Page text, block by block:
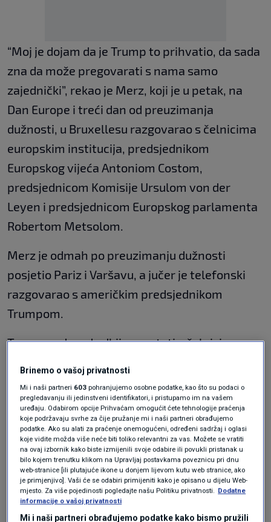
“Moj je dojam da je Trump to prihvatio, da sada
zna da može pregovarati s nama samo
zajednički”, rekao je Merz, koji je u petak, na
Dan Europe i treći dan od preuzimanja
dužnosti, u Bruxellesu razgovarao s čelnicima
europskim institucija, predsjednikom
Europskog vijeća Antoniom Costom,
predsjednicom Komisije Ursulom von der
Leyen i predsjednicom Europskog parlamenta
Robertom Metsolom.
Merz je odmah po preuzimanju dužnosti
posjetio Pariz i Varšavu, a jučer je telefonski
razgovarao s američkim predsjednikom
Trumpom.
Trump se dosad odbijao sastati s čelnicima
nisu njegovi sugovornici nego čelnici država
članica te da je Europska unija stvorena da
“zezne” Ameriku.
Čini se da se to sada mijenja. Jučer je
novinarima rekao da je Ursula von der Leyen
“fantastična”.
Brinemo o vašoj privatnosti
Mi i naši partneri 603 pohranjujemo osobne podatke, kao što su podaci o
pregledavanju ili jedinstveni identifikatori, i pristupamo im na vašem
uređaju. Odabirom opcije Prihvaćam omogućit ćete tehnologije praćenja
koje podržavaju svrhe za čije pružanje mi i naši partneri obrađujemo
podatke. Ako su alati za praćenje onemogućeni, određeni sadržaj i oglasi
koje vidite možda više neće biti toliko relevantni za vas. Možete se vratiti
na ovaj izbornik kako biste izmijenili svoje odabire ili povukli pristanak u
bilo kojem trenutku klikom na Upravljaj postavkama poveznicu pri dnu
web-stranice [ili plutajuće ikone u donjem lijevom kutu web stranice, ako
je primjenjivo]. Vaši će se odabiri primijeniti kako je opisano u dijelu Web-
mjesto. Za više pojedinosti pogledajte našu Politiku privatnosti. Dodatne
informacije o vašoj privatnosti
Mi i naši partneri obrađujemo podatke kako bismo pružili